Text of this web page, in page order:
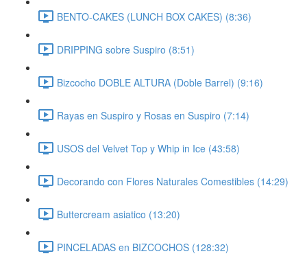
BENTO-CAKES (LUNCH BOX CAKES) (8:36)
DRIPPING sobre Suspiro (8:51)
Bizcocho DOBLE ALTURA (Doble Barrel) (9:16)
Rayas en Suspiro y Rosas en Suspiro (7:14)
USOS del Velvet Top y Whip in Ice (43:58)
Decorando con Flores Naturales Comestibles (14:29)
Buttercream asiatico (13:20)
PINCELADAS en BIZCOCHOS (128:32)